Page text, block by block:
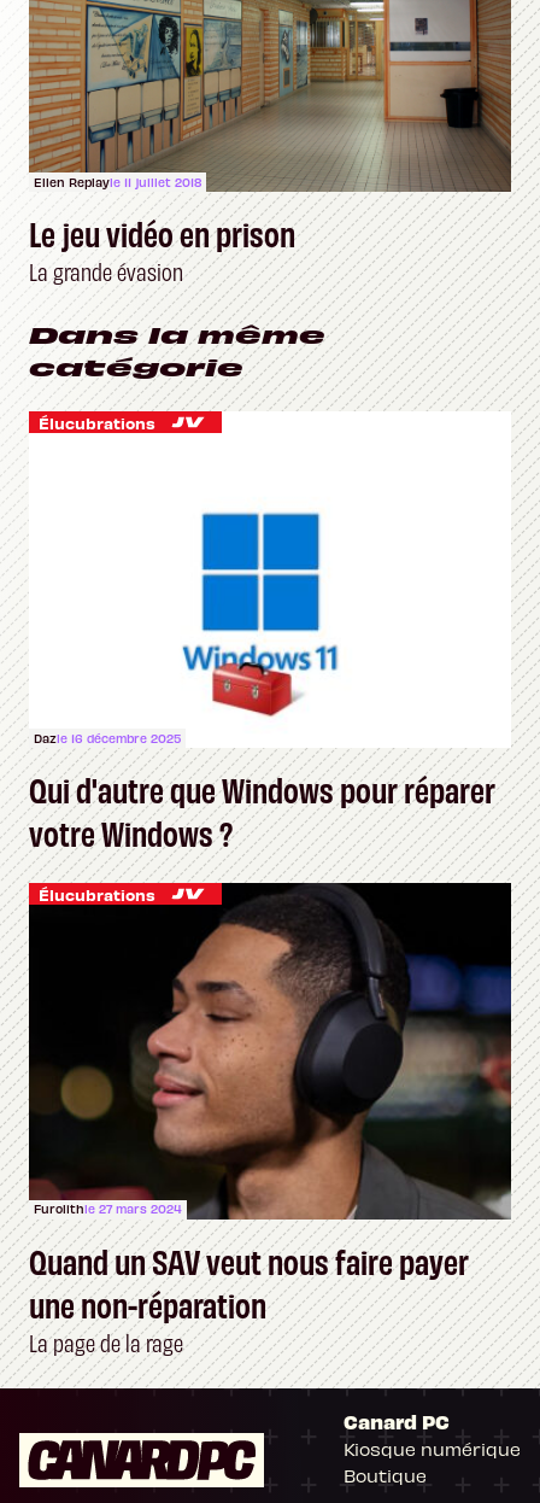
Ellen Replayle 11 juillet 2018
Le jeu vidéo en prison
La grande évasion
Dans la même
catégorie
Élucubrations
Dazle 16 décembre 2025
Qui d'autre que Windows pour réparer
votre Windows ?
Élucubrations
Furolithle 27 mars 2024
Quand un SAV veut nous faire payer
une non-réparation
La page de la rage
Canard PC
Kiosque numérique
Boutique